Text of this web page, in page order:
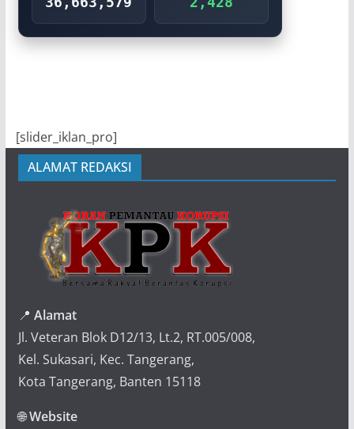
[slider_iklan_pro]
ALAMAT REDAKSI
📍 Alamat
Jl. Veteran Blok D12/13, Lt.2, RT.005/008,
Kel. Sukasari, Kec. Tangerang,
Kota Tangerang, Banten 15118
🌐Website